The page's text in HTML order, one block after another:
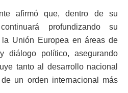
afirmó que, dentro de su
profundizando su
Unión Europea en áreas de
diálogo político, asegurando
tanto al desarrollo nacional
un orden internacional más